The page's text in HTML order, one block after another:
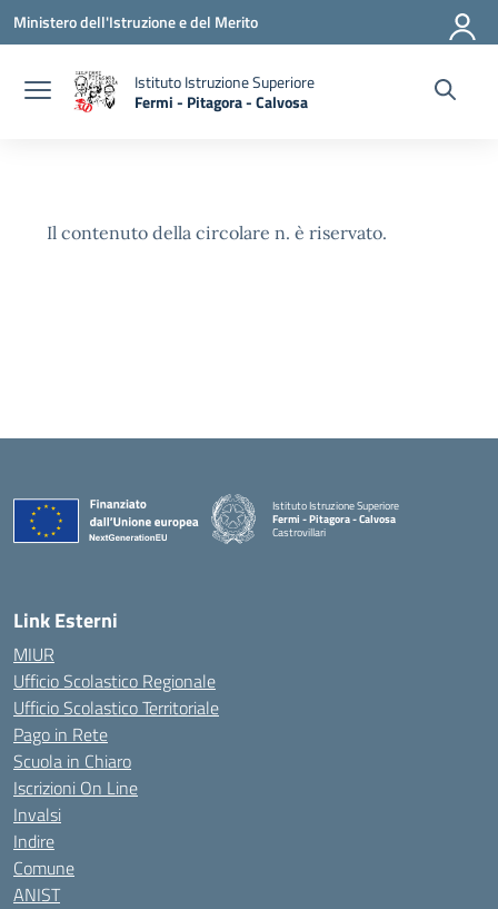
Vai ai contenuti
Vai al menu di navigazione
Vai al footer
Ministero dell'Istruzione e del Merito
Istituto Istruzione Superiore
Fermi - Pitagora - Calvosa
— Visita la pagina iniziale della scuola
Il contenuto della circolare n. è riservato.
Istituto Istruzione Superiore
Fermi - Pitagora - Calvosa
Castrovillari
Link Esterni
MIUR
Ufficio Scolastico Regionale
Ufficio Scolastico Territoriale
Pago in Rete
Scuola in Chiaro
Iscrizioni On Line
Invalsi
Indire
Comune
ANIST